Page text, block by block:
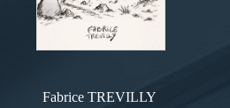
Fabrice TREVILLY